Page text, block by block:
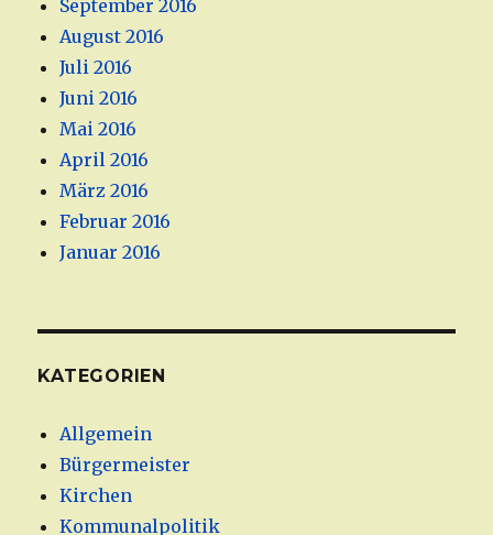
September 2016
August 2016
Juli 2016
Juni 2016
Mai 2016
April 2016
März 2016
Februar 2016
Januar 2016
KATEGORIEN
Allgemein
Bürgermeister
Kirchen
Kommunalpolitik